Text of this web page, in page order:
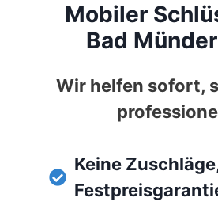
Mobiler
Bad
Wir helfen sofort,
Keine